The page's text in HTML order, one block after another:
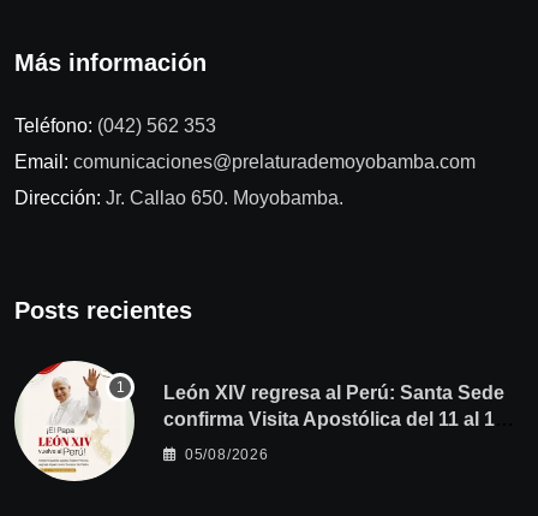
Más información
Teléfono: (042) 562 353
Email: comunicaciones@prelaturademoyobamba.com
Dirección: Jr. Callao 650. Moyobamba.
Posts recientes
León XIV regresa al Perú: Santa Sede
confirma Visita Apostólica del 11 al 17
de noviembre
05/08/2026